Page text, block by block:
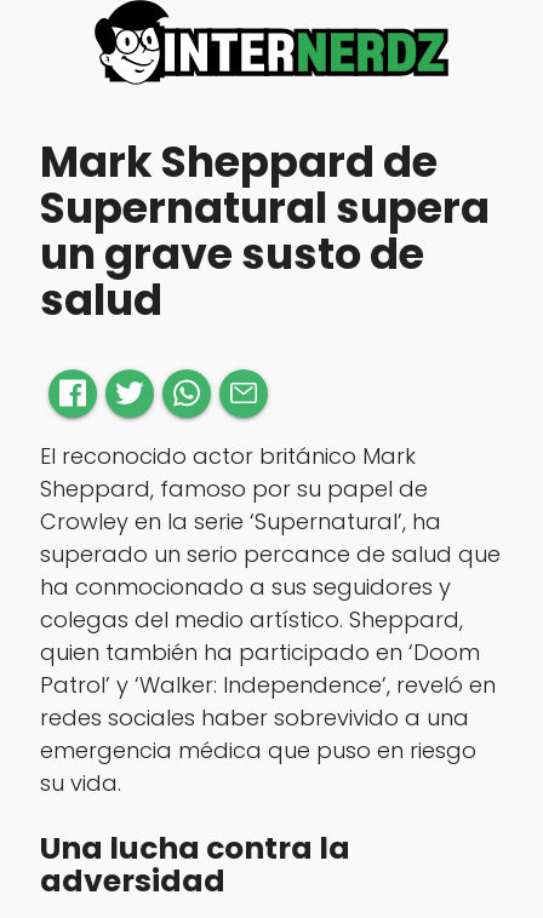
Mark Sheppard de
Supernatural supera
un grave susto de
salud
El reconocido actor británico Mark
Sheppard, famoso por su papel de
Crowley en la serie ‘Supernatural’, ha
superado un serio percance de salud que
ha conmocionado a sus seguidores y
colegas del medio artístico. Sheppard,
quien también ha participado en ‘Doom
Patrol’ y ‘Walker: Independence’, reveló en
redes sociales haber sobrevivido a una
emergencia médica que puso en riesgo
su vida.
Una lucha contra la
adversidad